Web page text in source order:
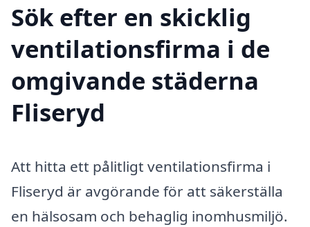
Sök efter en skicklig
ventilationsfirma i de
omgivande städerna
Fliseryd
Att hitta ett pålitligt ventilationsfirma i
Fliseryd är avgörande för att säkerställa
en hälsosam och behaglig inomhusmiljö.